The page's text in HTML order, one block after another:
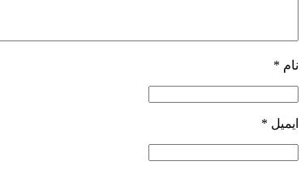
نام *
ایمیل *